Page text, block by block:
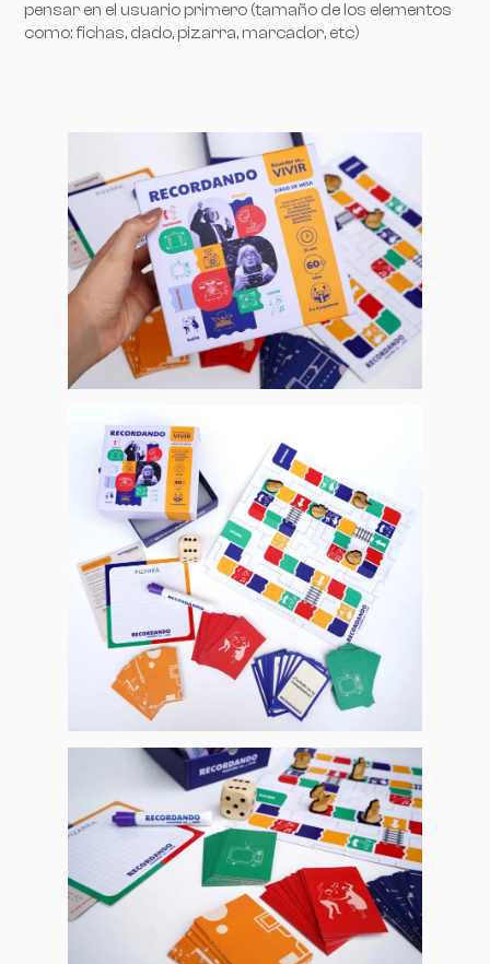
pensar en el usuario primero (tamaño de los elementos
como: fichas, dado, pizarra, marcador, etc)